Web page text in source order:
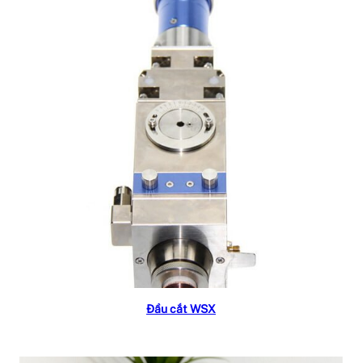
Read more
Đầu cắt WSX